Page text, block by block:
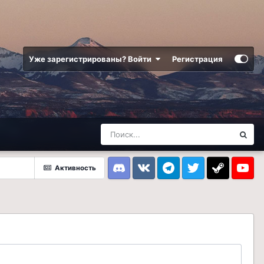
Уже зарегистрированы? Войти Регистрация
Активность
DiscordVK TelegramTwitter Steam